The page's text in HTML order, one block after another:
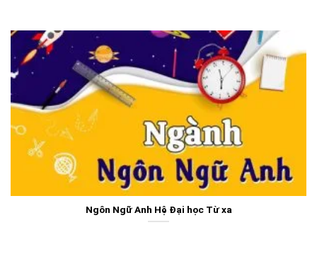
Ngôn Ngữ Anh Hệ Đại học Từ xa